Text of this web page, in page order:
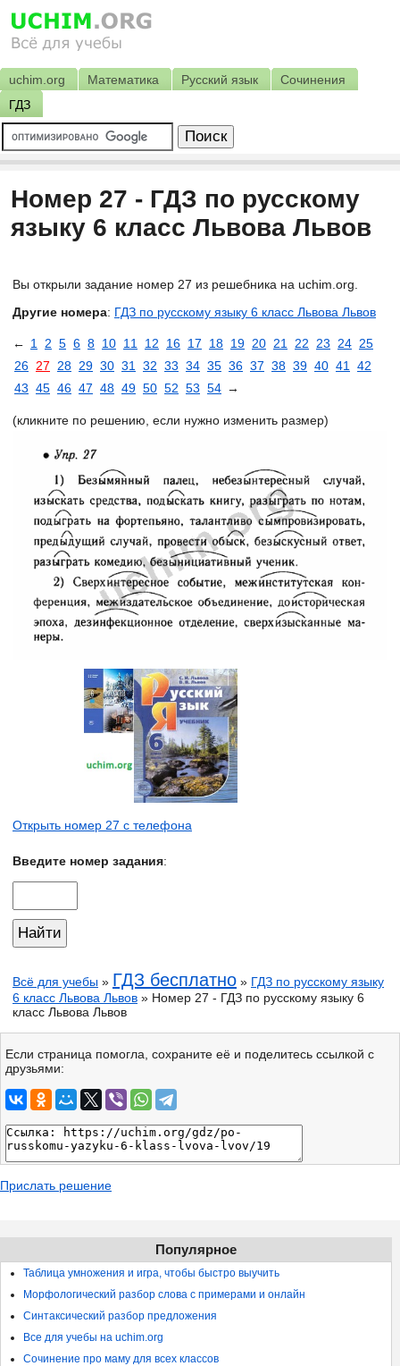
uchim.org Математика Русский язык
Сочинения
ГДЗ
Номер 27 - ГДЗ по русскому
языку 6 класс Львова Львов
Вы открыли задание номер 27 из решебника на uchim.org.
Другие номера: ГДЗ по русскому языку 6 класс Львова Львов
← 1 2 5 6 8 10 11 12 16 17 18 19 20 21 22 23 24 25
26 27 28 29 30 31 32 33 34 35 36 37 38 39 40 41
42
43 45 46 47 48 49 50 52 53 54 →
(кликните по решению, если нужно изменить размер)
Открыть номер 27 с телефона
Введите номер задания:
Всё для учебы » ГДЗ бесплатно » ГДЗ по русскому языку
6 класс Львова Львов » Номер 27 - ГДЗ по русскому языку 6
класс Львова Львов
Если страница помогла, сохраните её и поделитесь ссылкой с
друзьями:
Прислать решение
Популярное
Таблица умножения и игра, чтобы быстро выучить
Морфологический разбор слова с примерами и онлайн
Синтаксический разбор предложения
Все для учебы на uchim.org
Сочинение про маму для всех классов